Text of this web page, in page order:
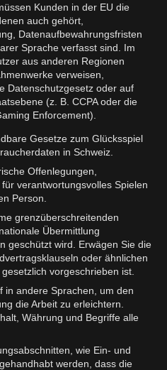
Kunden in der EU die
auch gehört,
Datenaufbewahrungsfristen
Sprache verfasst sind. Im
aus anderen Regionen
verweisen,
Datenschutzgesetz oder auf
(z. B. CCPA oder die
Enforcement).
Gesetze zum Glücksspiel
in Schweiz.
Offenlegungen,
verantwortungsvolles Spielen
Person.
grenzüberschreitenden
Übermittlung
geschützt wird. Erwägen Sie die
oder ähnlichen
vorgeschrieben ist.
in andere Sprachen, um den
die Arbeit zu erleichtern.
Währung und Begriffe alle
wie Ein- und
werden, dass die